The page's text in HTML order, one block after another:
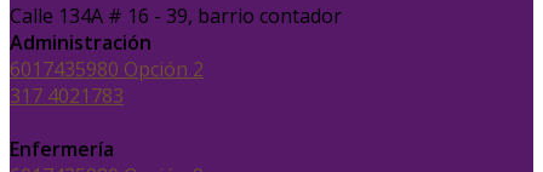
Calle 134A # 16 - 39, barrio contador
Administración
6017435980 Opción 2
317 4021783
Enfermería